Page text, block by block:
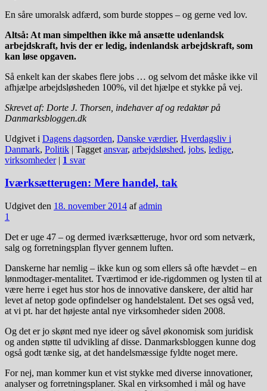
En såre umoralsk adfærd, som burde stoppes – og gerne ved lov.
Altså: At man simpelthen ikke må ansætte udenlandsk
arbejdskraft, hvis der er ledig, indenlandsk arbejdskraft, som
kan løse opgaven.
Så enkelt kan der skabes flere jobs … og selvom det måske ikke vil
afhjælpe arbejdsløsheden 100%, vil det hjælpe et stykke på vej.
Skrevet af: Dorte J. Thorsen, indehaver af og redaktør på
Danmarksbloggen.dk
Udgivet i Dagens dagsorden, Danske værdier, Hverdagsliv i
Danmark, Politik | Tagget ansvar, arbejdsløshed, jobs, ledige,
virksomheder | 1 svar
Iværksætterugen: Mere handel, tak
Udgivet den 18. november 2014 afadmin
1
Det er uge 47 – og dermed iværksætteruge, hvor ord som netværk,
salg og forretningsplan flyver gennem luften.
Danskerne har nemlig – ikke kun og som ellers så ofte hævdet – en
lønmodtager-mentalitet. Tværtimod er ide-rigdommen og lysten til at
være herre i eget hus stor hos de innovative danskere, der altid har
levet af netop gode opfindelser og handelstalent. Det ses også ved,
at vi pt. har det højeste antal nye virksomheder siden 2008.
Og det er jo skønt med nye ideer og såvel økonomisk som juridisk
og anden støtte til udvikling af disse. Danmarksbloggen kunne dog
også godt tænke sig, at det handelsmæssige fyldte noget mere.
For nej, man kommer kun et vist stykke med diverse innovationer,
analyser og forretningsplaner. Skal en virksomhed i mål og have